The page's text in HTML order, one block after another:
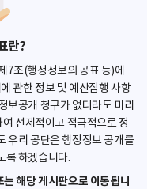
란?
7조(행정정보의 공표 등)에
관한 정보 및 예산집행 사항
보공개 청구가 없더라도 미리
선제적이고 적극적으로 정
우리 공단은 행정정보 공개를
록 하겠습니다.
해당 게시판으로 이동됩니